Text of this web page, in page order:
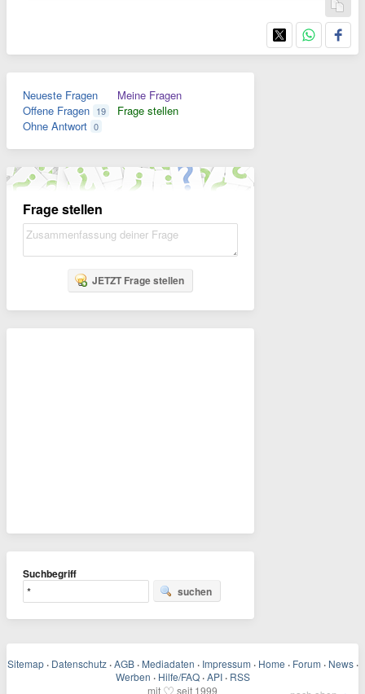
Neueste Fragen
Offene Fragen 19
Ohne Antwort 0
Meine Fragen
Frage stellen
Frage stellen
JETZT Frage stellen
Suchbegriff
suchen
Sitemap · Datenschutz · AGB · Mediadaten · Impressum · Home · Forum · News ·
Werben · Hilfe/FAQ · API · RSS
mit
seit 1999